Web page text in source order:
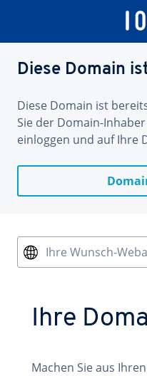
Diese Domain
Diese Domain ist
Sie der Domain-
einloggen und auf Ihre
Ihre Wunsch-
Ihre
Machen Sie aus